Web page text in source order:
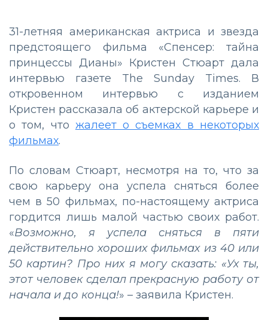
31-летняя американская актриса и звезда
предстоящего фильма «Спенсер: тайна
принцессы Дианы» Кристен Стюарт дала
интервью газете The Sunday Times. В
откровенном интервью с изданием
Кристен рассказала об актерской карьере и
о том, что жалеет о съемках в некоторых
фильмах.
По словам Стюарт, несмотря на то, что за
свою карьеру она успела сняться более
чем в 50 фильмах, по-настоящему актриса
гордится лишь малой частью своих работ.
«Возможно, я успела сняться в пяти
действительно хороших фильмах из 40 или
50 картин? Про них я могу сказать: «Ух ты,
этот человек сделал прекрасную работу от
начала и до конца!» – заявила Кристен.